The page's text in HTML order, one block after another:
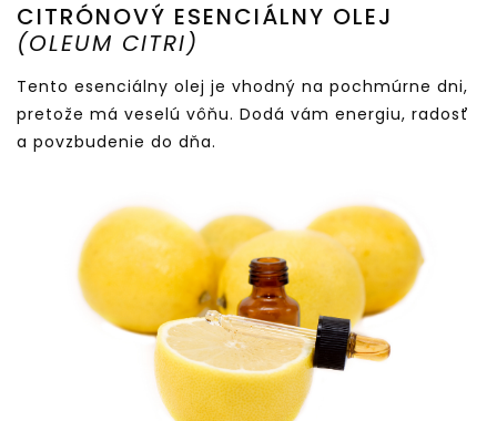
CITRÓNOVÝ ESENCIÁLNY OLEJ
(OLEUM CITRI)
Tento esenciálny olej je vhodný na pochmúrne dni,
pretože má veselú vôňu. Dodá vám energiu, radosť
a povzbudenie do dňa.